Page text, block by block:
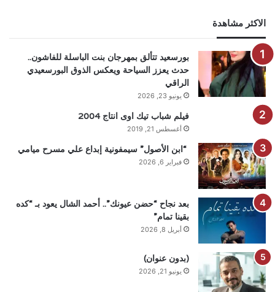
الاكثر مشاهدة
بورسعيد تتألق بمهرجان بنت الباسلة للفاشون..
حدث يعزز السياحة ويعكس الذوق البورسعيدي
الراقي
يونيو 23, 2026
فيلم شباب تيك اوى انتاج 2004
أغسطس 21, 2019
“ابن الأصول” سيمفونية إبداع علي مسرح ميامي
فبراير 6, 2026
بعد نجاح “حضن عيونك”.. أحمد الشال يعود بـ “كده
بقينا تمام”
أبريل 8, 2026
(بدون عنوان)
يونيو 21, 2026